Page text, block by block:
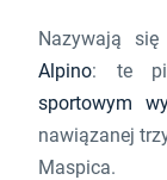
Nazywają się
Alpino: te
sportowym
nawiązanej
Maspica.